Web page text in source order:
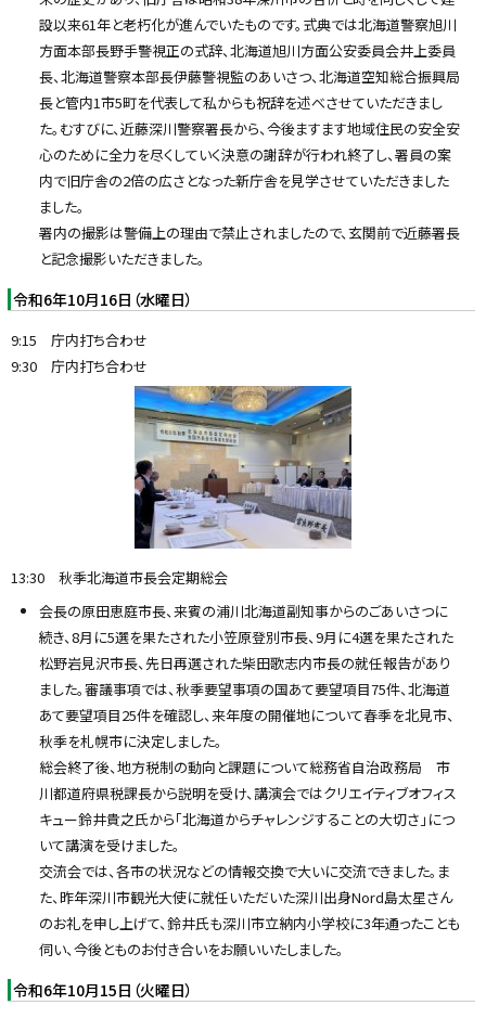
設以来61年と老朽化が進んでいたものです。式典では北海道警察旭川
方面本部長野手警視正の式辞、北海道旭川方面公安委員会井上委員
長、北海道警察本部長伊藤警視監のあいさつ、北海道空知総合振興局
長と管内1市5町を代表して私からも祝辞を述べさせていただきまし
た。むすびに、近藤深川警察署長から、今後ますます地域住民の安全安
心のために全力を尽くしていく決意の謝辞が行われ終了し、署員の案
内で旧庁舎の2倍の広さとなった新庁舎を見学させていただきました
ました。
署内の撮影は警備上の理由で禁止されましたので、玄関前で近藤署長
と記念撮影いただきました。
令和6年10月16日（水曜日）
9:15 庁内打ち合わせ
9:30 庁内打ち合わせ
13:30 秋季北海道市長会定期総会
会長の原田恵庭市長、来賓の浦川北海道副知事からのごあいさつに
続き、8月に5選を果たされた小笠原登別市長、9月に4選を果たされた
松野岩見沢市長、先日再選された柴田歌志内市長の就任報告があり
ました。審議事項では、秋季要望事項の国あて要望項目75件、北海道
あて要望項目25件を確認し、来年度の開催地について春季を北見市、
秋季を札幌市に決定しました。
総会終了後、地方税制の動向と課題について総務省自治政務局 市
川都道府県税課長から説明を受け、講演会ではクリエイティブオフィス
キュー鈴井貴之氏から「北海道からチャレンジすることの大切さ」につ
いて講演を受けました。
交流会では、各市の状況などの情報交換で大いに交流できました。ま
た、昨年深川市観光大使に就任いただいた深川出身Nord島太星さん
のお礼を申し上げて、鈴井氏も深川市立納内小学校に3年通ったことも
伺い、今後とものお付き合いをお願いいたしました。
令和6年10月15日（火曜日）